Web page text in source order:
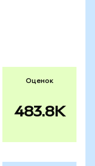
Оценок
483.8K